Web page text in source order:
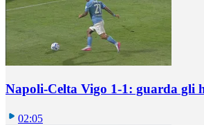
Napoli-Celta Vigo 1-1: guarda gli
02:05